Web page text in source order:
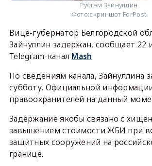
Рустэм Зайнуллин
Фото:скриншот ForPost
Вице-губернатор Белгородской
Зайнуллин задержан, сообщает 22
Telegram-канал Mash.
По сведениям канала, Зайнуллина
субботу. Официальной
правоохранителей на данный
Задержание якобы связано с
завышением стоимости ЖБИ при
защитных сооружений на
границе.